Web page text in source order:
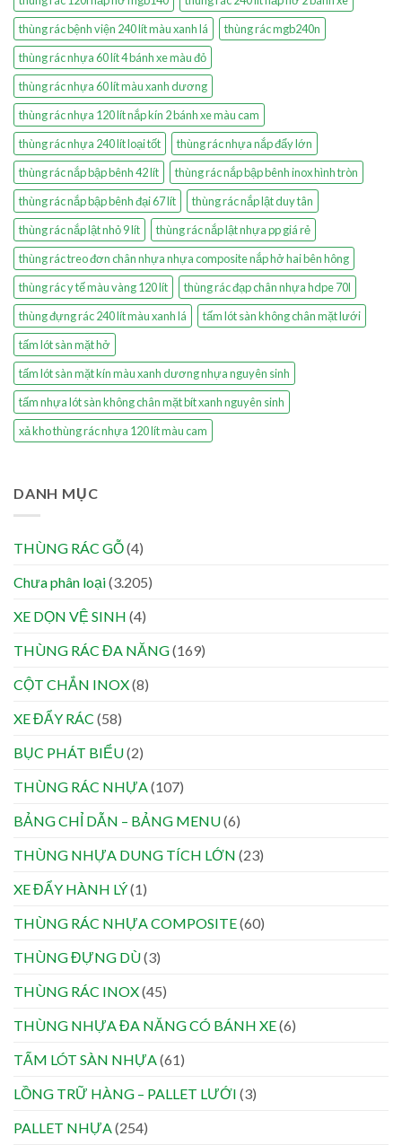
thùng rác bệnh viện 240 lít màu xanh lá
thùng rác mgb240n
thùng rác nhựa 60 lít 4 bánh xe màu đỏ
thùng rác nhựa 60 lít màu xanh dương
thùng rác nhựa 120 lít nắp kín 2 bánh xe màu cam
thùng rác nhựa 240 lít loại tốt
thùng rác nhựa nắp đẩy lớn
thùng rác nắp bập bênh 42 lít
thùng rác nắp bập bênh inox hình tròn
thùng rác nắp bập bênh đại 67 lít
thùng rác nắp lật duy tân
thùng rác nắp lật nhỏ 9 lít
thùng rác nắp lật nhựa pp giá rẻ
thùng rác treo đơn chân nhựa nhựa composite nắp hở hai bên hông
thùng rác y tế màu vàng 120 lít
thùng rác đạp chân nhựa hdpe 70l
thùng đựng rác 240 lít màu xanh lá
tấm lót sàn không chân mặt lưới
tấm lót sàn mặt hở
tấm lót sàn mặt kín màu xanh dương nhựa nguyên sinh
tấm nhựa lót sàn không chân mặt bít xanh nguyên sinh
xả kho thùng rác nhựa 120 lít màu cam
DANH MỤC
THÙNG RÁC GỖ(4)
Chưa phân loại(3.205)
XE DỌN VỆ SINH (4)
THÙNG RÁC ĐA NĂNG(169)
CỘT CHẮN INOX(8)
XE ĐẨY RÁC (58)
BỤC PHÁT BIỂU(2)
THÙNG RÁC NHỰA(107)
BẢNG CHỈ DẪN – BẢNG MENU(6)
THÙNG NHỰA DUNG TÍCH LỚN (23)
XE ĐẨY HÀNH LÝ(1)
THÙNG RÁC NHỰA COMPOSITE(60)
THÙNG ĐỰNG DÙ(3)
THÙNG RÁC INOX(45)
THÙNG NHỰA ĐA NĂNG CÓ BÁNH XE(6)
TẤM LÓT SÀN NHỰA(61)
LỒNG TRỮ HÀNG – PALLET LƯỚI (3)
PALLET NHỰA(254)